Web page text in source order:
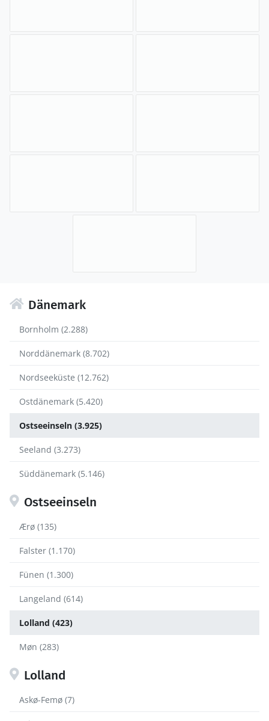
Dänemark
Bornholm (2.288)
Norddänemark (8.702)
Nordseeküste (12.762)
Ostdänemark (5.420)
Ostseeinseln (3.925)
Seeland (3.273)
Süddänemark (5.146)
Ostseeinseln
Ærø (135)
Falster (1.170)
Fünen (1.300)
Langeland (614)
Lolland (423)
Møn (283)
Lolland
Askø-Femø (7)